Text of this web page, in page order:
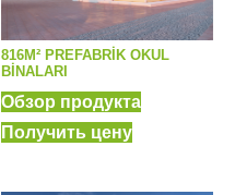
816M² PREFABRİK OKUL
BINALARI
Обзор продукта
Получить цену